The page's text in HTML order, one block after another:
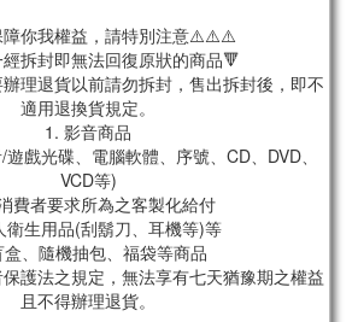
你我權益，請特別注意⚠️⚠️⚠️
拆封即無法回復原狀的商品🔻
理退貨以前請勿拆封，售出拆封後，即不
適用退換貨規定。
1. 影音商品
戲光碟、電腦軟體、序號、CD、DVD、
VCD等)
費者要求所為之客製化給付
衛生用品(刮鬍刀、耳機等)等
、隨機抽包、福袋等商品
護法之規定，無法享有七天猶豫期之權益
且不得辦理退貨。